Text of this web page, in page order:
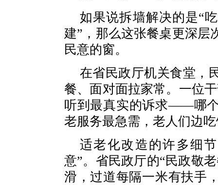
如果说拆墙解决的是“
建”，那么这张餐桌更深层
民意的窗。
在省民政厅机关食堂，
餐、面对面拉家常。一位
听到最真实的诉求——哪
老服务最急需，老人们边
适老化改造的许多细
意”。省民政厅的“民政敬
滑，过道每隔一米有扶手